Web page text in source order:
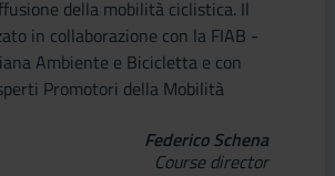
della mobilità ciclistica. Il
in collaborazione con la FIAB -
Ambiente e Bicicletta e con
Promotori della Mobilità
Federico Schena
Course director